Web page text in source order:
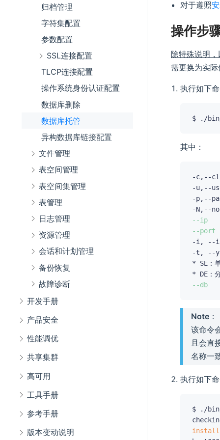
归档管理
字符集配置
参数配置
SSL连接配置
TLCP连接配置
操作系统身份认证配置
数据库删除
数据库托管
异构数据库链接配置
文件管理
表空间管理
表空间集管理
表管理
日志管理
资源管理
会话和计划管理
备份恢复
故障诊断
开发手册
产品安全
性能调优
共享集群
高可用
工具手册
参考手册
版本变动说明
对于遵照
操作步
除特殊说明
需更换为实际
执行如下
$ ./
其中：
-c,--cluster	集群名称
-u,--username
-p,--password	服
--ip
--port
-t, --yas-type		数
* SE：
--db
Note ：
该命令
且会直
名称一
执行如下
$ ./
install